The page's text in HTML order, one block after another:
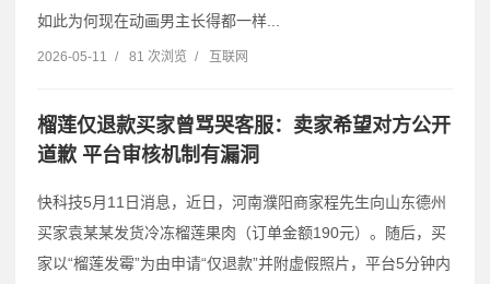
如此为何现在动画男主长得都一样...
2026-05-11 / 81 次浏览 / 互联网
榴莲仅退款买家曾骂哭客服：卖家希望对方公开
道歉 平台审核机制有漏洞
快科技5月11日消息，近日，河南濮阳商家程先生向山东德州
买家袁某某发货冷冻榴莲果肉（订单金额190元）。随后，买
家以“榴莲发霉”为由申请“仅退款”并附虚假照片，平台5分钟内